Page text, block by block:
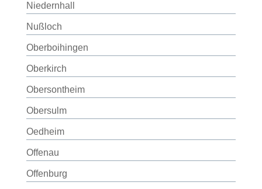
Niedernhall
Nußloch
Oberboihingen
Oberkirch
Obersontheim
Obersulm
Oedheim
Offenau
Offenburg